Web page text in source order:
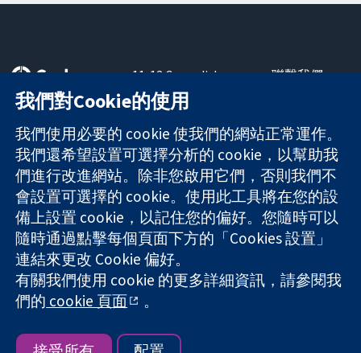
可信任實證
知情決定
更完善的健康照
護
11-13 Cavendish
Square
London
W1G 0AN
United Kingdom
聯繫我們
關於我們
工作機會
Cochrane
Library
The Cochrane Collaboration is a charity (no. 1045921) and a
company limited by guarantee (no. 03044323) registered in
England & Wales. VAT registration number GB 718 2127 49.
版權所有 © 2026 The Cochrane Collaboration
我們對Cookie的使用
我們使用必要的 cookie 使我們的網站正常運作。
我們還希望設置可選擇分析的 cookie，以幫助我
們進行改進網站。除非您啟用它們，否則我們不
會設置可選擇的 cookie。使用此工具將在您的設
備上設置 cookie，以記住您的偏好。您隨時可以
隨時通過點擊每個頁面下方的「Cookies 設置」
連結來更改 Cookie 偏好。
有關我們使用 cookie 的更多詳細資訊，請參閱我
們的 cookie 頁面 。